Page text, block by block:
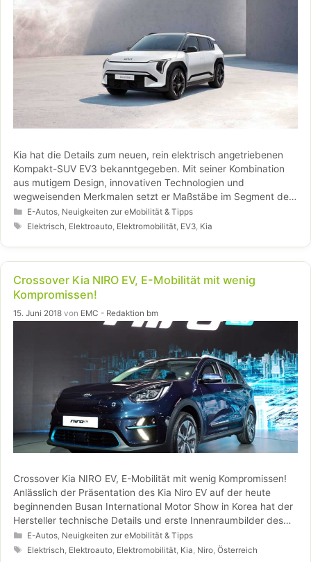
Kia hat die Details zum neuen, rein elektrisch angetriebenen
Kompakt-SUV EV3 bekanntgegeben. Mit seiner Kombination
aus mutigem Design, innovativen Technologien und
wegweisenden Merkmalen setzt er Maßstäbe im Segment der
kompakten Elektro-SUVs. Technologisch und in seiner klaren
Kundenorientierung ist er an den größeren, vielfach
Kategorien
E-Autos Neuigkeiten zur eMobilität & Tipps
Schlagwörter
Elektrisch Elektroauto Elektromobilität EV3 Kia
Crossover Kia NIRO EV, E-Mobilität mit wenig
Kompromissen!
15. Juni 2018 von EMC - Redaktion bm
Crossover Kia NIRO EV, E-Mobilität mit wenig Kompromissen!
Anlässlich der Präsentation des Kia Niro EV auf der heute
beginnenden Busan International Motor Show in Korea hat der
Hersteller technische Details und erste Innenraumbilder des
neuen …Weiterlesen…
Kategorien
E-Autos, Neuigkeiten zur eMobilität & Tipps
Schlagwörter
Elektrisch, Elektroauto, Elektromobilität, Kia, Niro,Österreich